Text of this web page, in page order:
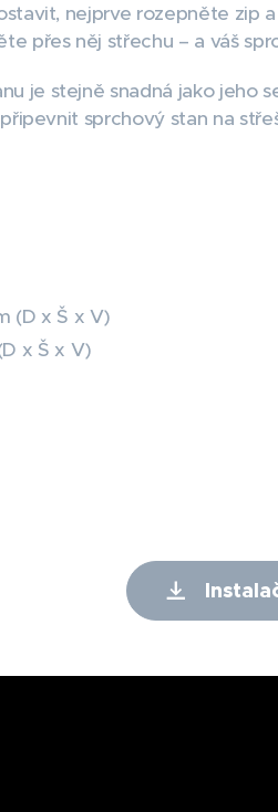
nejprve rozepněte zip
přes něj střechu – a váš
je stejně snadná jako jeho
sprchový stan na
(D x Š x V)
x Š x V)